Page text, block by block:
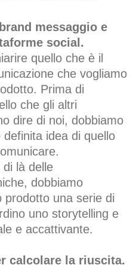
messaggio e
social.
quello che è il
che vogliamo
Prima di
che gli altri
dire di noi, dobbiamo
idea di quello
là delle
dobbiamo
prodotto una serie di
uno storytelling e
e accattivante.
calcolare la riuscita.